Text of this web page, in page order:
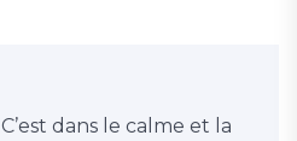
C’est dans le calme et la